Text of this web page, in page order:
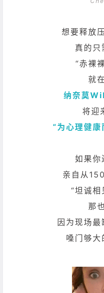
想要释放
真的只
“赤裸
就
纳奈莫
将迎
“为心理健康
如果你
亲自从
“坦诚相
那
因为现场最
嗓门够大